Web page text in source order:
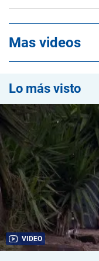
Mas videos
Lo más visto
VIDEO